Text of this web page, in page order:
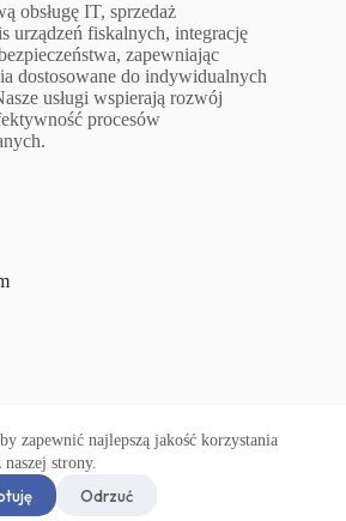
zapewnić najlepszą jakość korzystania
naszej strony.
Odrzuć
obsługę IT, sprzedaż
urządzeń fiskalnych, integrację
zapewniając
dostosowane do indywidualnych
usługi wspierają rozwój
procesów
© 2026 - ITSYSTEM